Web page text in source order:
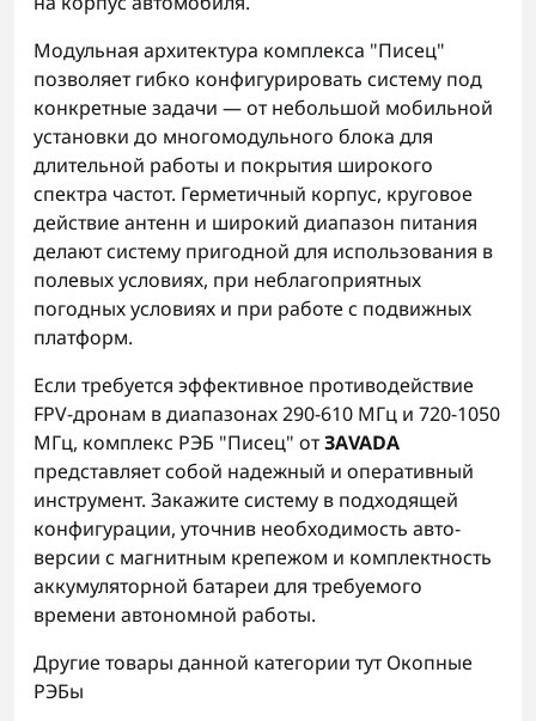
Модульная архитектура комплекса "Писец"
позволяет гибко конфигурировать систему под
конкретные задачи — от небольшой мобильной
установки до многомодульного блока для
длительной работы и покрытия широкого
спектра частот. Герметичный корпус, круговое
действие антенн и широкий диапазон питания
делают систему пригодной для использования в
полевых условиях, при неблагоприятных
погодных условиях и при работе с подвижных
платформ.
Если требуется эффективное противодействие
FPV-дронам в диапазонах 290-610 МГц и 720-1050
МГц, комплекс РЭБ "Писец" отЗАVADA
представляет собой надежный и оперативный
инструмент. Закажите систему в подходящей
конфигурации, уточнив необходимость авто-
версии с магнитным крепежом и комплектность
аккумуляторной батареи для требуемого
времени автономной работы.
Другие товары данной категории тутОкопные
РЭБы